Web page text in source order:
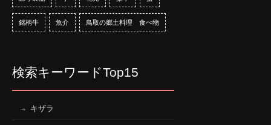
銘柄牛 魚介 鳥取の郷土料理 食べ物
検索キーワードTop15
キザラ